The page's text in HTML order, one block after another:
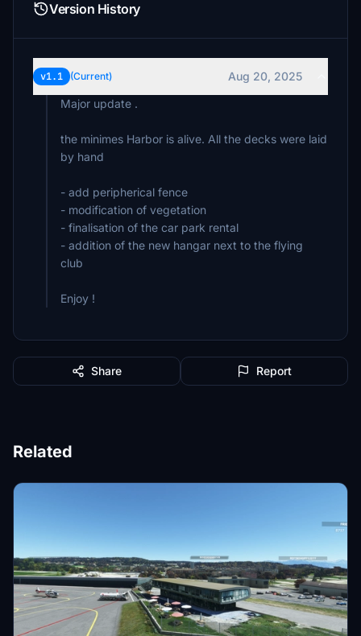
Version History
v1.1 (Current)
Aug 20, 2025
Major update .
the minimes Harbor is alive. All the decks were laid
by hand
- add peripherical fence
- modification of vegetation
- finalisation of the car park rental
- addition of the new hangar next to the flying
club
Share Report
Related